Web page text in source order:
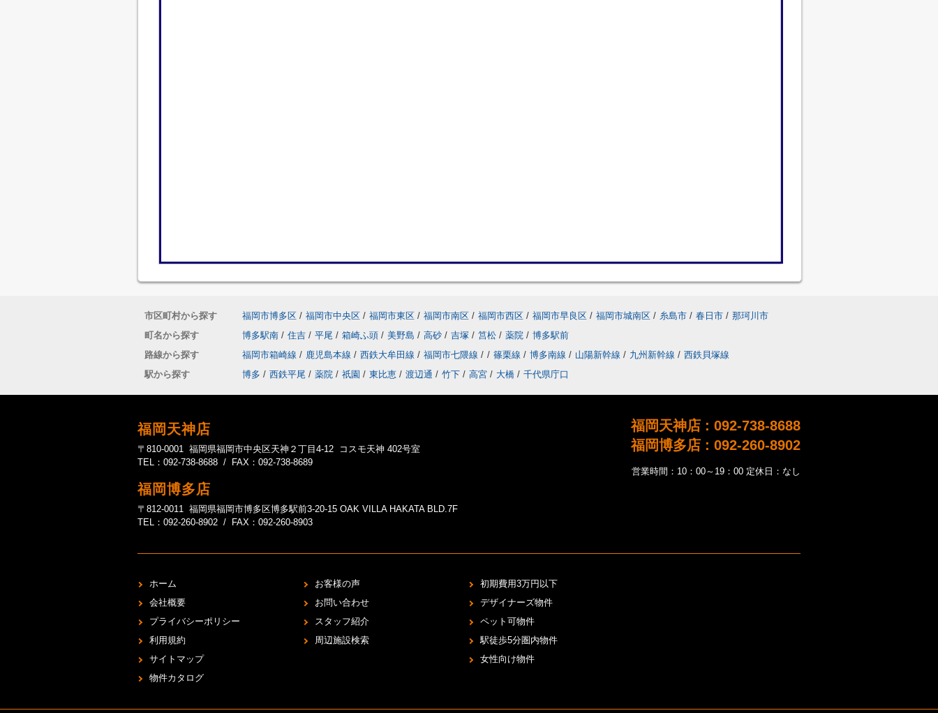
市区町村から探す 福岡市博多区 / 福岡市中央区 / 福岡市東区 / 福岡市南区 / 福岡市西区 / 福岡市早良区 / 福岡市城南区 / 糸島市 / 春日市 / 那珂川市
町名から探す
博多駅南 / 住吉 / 平尾 / 箱崎ふ頭 / 美野島 / 高砂 / 吉塚 / 筥松 / 薬院 / 博多駅前
路線から探す
福岡市箱崎線 / 鹿児島本線 / 西鉄大牟田線 / 福岡市七隈線 / / 篠栗線 / 博多南線 / 山陽新幹線 / 九州新幹線 / 西鉄貝塚線
駅から探す
博多 / 西鉄平尾 / 薬院 / 祇園 / 東比恵 / 渡辺通 / 竹下 / 高宮 / 大橋 / 千代県庁口
福岡天神店
〒810-0001 福岡県福岡市中央区天神２丁目4-12 コスモ天神 402号室
TEL：092-738-8688 / FAX：092-738-8689
福岡博多店
〒812-0011 福岡県福岡市博多区博多駅前3-20-15 OAK VILLA HAKATA BLD.7F
TEL：092-260-8902 / FAX：092-260-8903
福岡天神店 : 092-738-8688
福岡博多店 : 092-260-8902
営業時間：10：00～19：00 定休日：なし
ホーム
会社概要
プライバシーポリシー
利用規約
サイトマップ
物件カタログ
お客様の声
お問い合わせ
スタッフ紹介
周辺施設検索
初期費用3万円以下
デザイナーズ物件
ペット可物件
駅徒歩5分圏内物件
女性向け物件